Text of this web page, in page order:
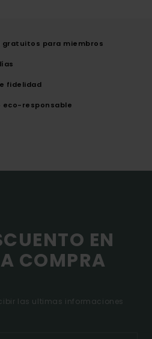
gratuitos para miembros
fidelidad
eco-responsable
EN
COMPRA
las ultimas informaciones